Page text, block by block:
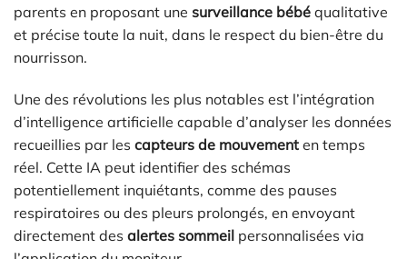
parents en proposant une surveillance bébé qualitative
et précise toute la nuit, dans le respect du bien-être du
nourrisson.
Une des révolutions les plus notables est l’intégration
d’intelligence artificielle capable d’analyser les données
recueillies par les capteurs de mouvement en temps
réel. Cette IA peut identifier des schémas
potentiellement inquiétants, comme des pauses
respiratoires ou des pleurs prolongés, en envoyant
directement des alertes sommeil personnalisées via